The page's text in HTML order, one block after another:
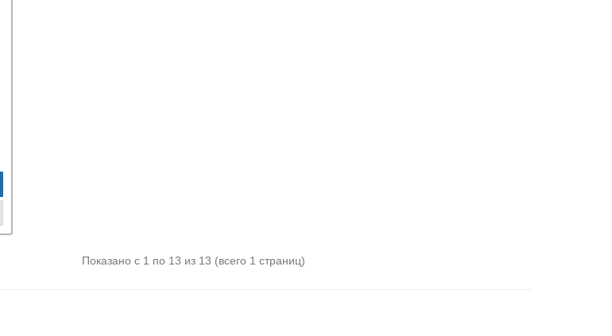
Показано с 1 по 13 из 13 (всего 1 страниц)